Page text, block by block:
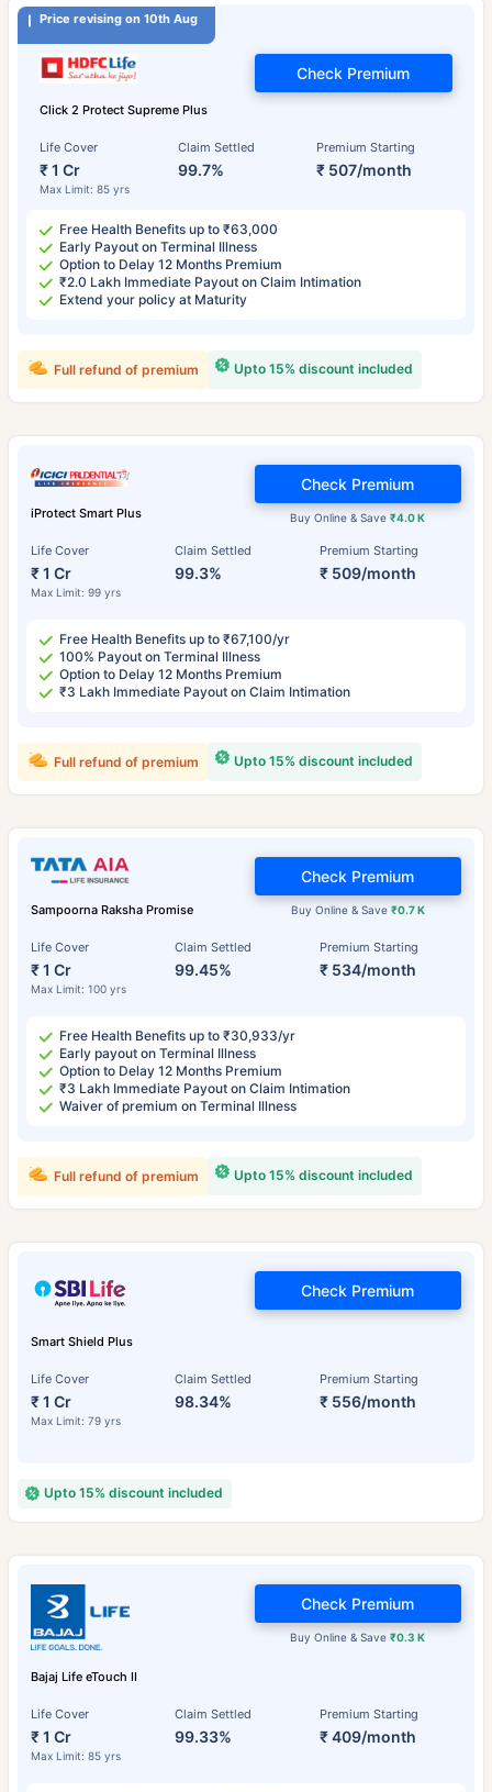
Price revising on 10th Aug
Click 2 Protect Supreme Plus
Life Cover
₹ 1 Cr
Max Limit: 85 yrs
Claim Settled
99.7%
Premium Starting
₹ 507/month
Check Premium
Free Health Benefits up to ₹63,000
Early Payout on Terminal Illness
Option to Delay 12 Months Premium
₹2.0 Lakh Immediate Payout on Claim Intimation
Extend your policy at Maturity
Upto 15% discount included
Full refund of premium
iProtect Smart Plus
Life Cover
₹ 1 Cr
Max Limit: 99 yrs
Claim Settled
99.3%
Premium Starting
₹ 509/month
Buy Online & Save₹4.0 K
Check Premium
Free Health Benefits up to ₹67,100/yr
100% Payout on Terminal Illness
Option to Delay 12 Months Premium
₹3 Lakh Immediate Payout on Claim Intimation
Upto 15% discount included
Full refund of premium
Sampoorna Raksha Promise
Life Cover
₹ 1 Cr
Max Limit: 100 yrs
Claim Settled
99.45%
Premium Starting
₹ 534/month
Buy Online & Save ₹0.7 K
Check Premium
Free Health Benefits up to ₹30,933/yr
Early payout on Terminal Illness
Option to Delay 12 Months Premium
₹3 Lakh Immediate Payout on Claim Intimation
Waiver of premium on Terminal Illness
Upto 15% discount included
Full refund of premium
Smart Shield Plus
Life Cover
₹ 1 Cr
Max Limit: 79 yrs
Claim Settled
98.34%
Premium Starting
₹ 556/month
Check Premium
Upto 15% discount included
Bajaj Life eTouch II
Life Cover
₹ 1 Cr
Max Limit: 85 yrs
Claim Settled
99.33%
Premium Starting
₹ 409/month
Buy Online & Save₹0.3 K
Check Premium